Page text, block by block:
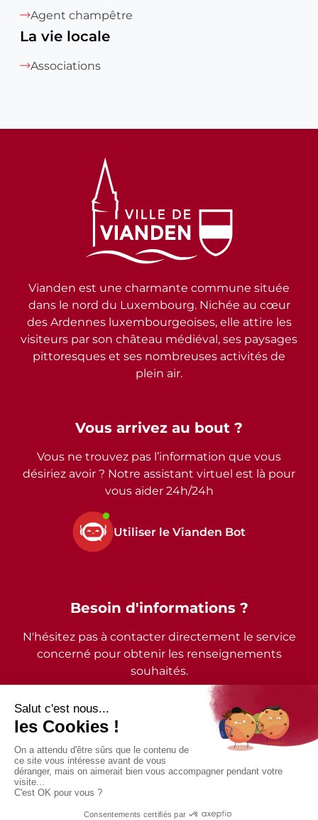
Agent champêtre
La vie locale
Associations
Vous arrivez au bout ?
Vous ne trouvez pas l’information que vous
désiriez avoir ? Notre assistant virtuel est là pour
vous aider 24h/24h
Utiliser le Vianden Bot
Vianden est une charmante commune située
dans le nord du Luxembourg. Nichée au cœur
des Ardennes luxembourgeoises, elle attire les
visiteurs par son château médiéval, ses paysages
pittoresques et ses nombreuses activités de
plein air.
Besoin d'informations ?
N'hésitez pas à contacter directement le service
concerné pour obtenir les renseignements
souhaités.
2026 - © Commune de Vianden - Tous droits réservés
Politique de confidentialité